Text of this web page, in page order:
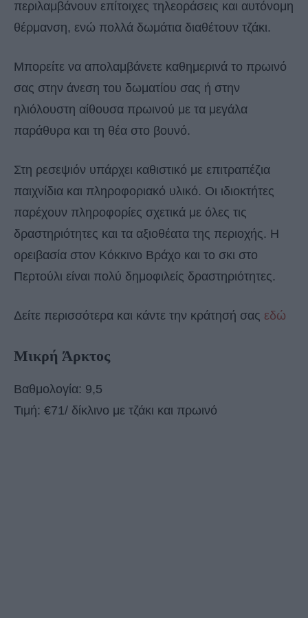
περιλαμβάνουν επίτοιχες τηλεοράσεις και αυτόνομη
θέρμανση, ενώ πολλά δωμάτια διαθέτουν τζάκι.
Μπορείτε να απολαμβάνετε καθημερινά το πρωινό
σας στην άνεση του δωματίου σας ή στην
ηλιόλουστη αίθουσα πρωινού με τα μεγάλα
παράθυρα και τη θέα στο βουνό.
Στη ρεσεψιόν υπάρχει καθιστικό με επιτραπέζια
παιχνίδια και πληροφοριακό υλικό. Οι ιδιοκτήτες
παρέχουν πληροφορίες σχετικά με όλες τις
δραστηριότητες και τα αξιοθέατα της περιοχής. Η
ορειβασία στον Κόκκινο Βράχο και το σκι στο
Περτούλι είναι πολύ δημοφιλείς δραστηριότητες.
Δείτε περισσότερα και κάντε την κράτησή σας εδώ
Μικρή Άρκτος
Βαθμολογία: 9,5
Τιμή: €71/ δίκλινο με τζάκι και πρωινό